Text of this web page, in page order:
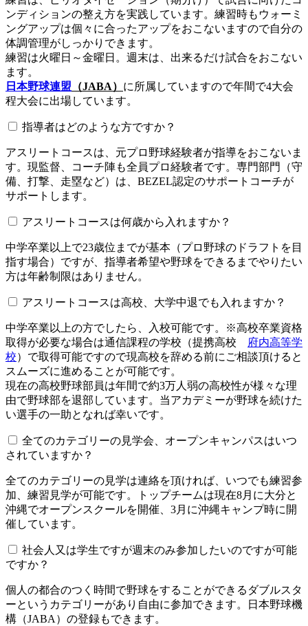
ンディションの整え方を実践しています。練習時もウォーミ
ングアップは個々に合ったアップをおこないますので自分の
体調管理がしっかりできます。
練習は火曜日～金曜日。週末は、出来るだけ試合をおこない
ます。
日本野球連盟 （JABA） に所属していますので年間で4大会
程大会に出場しています。
指導者はどのような方ですか？
アスリートコースは、元プロ野球経験者が指導をおこないま
す。現監督、コーチ陣も全員プロ経験者です。専門部門（守
備、打撃、走塁など）は、BEZEL認定のサポートコーチが
サポートします。
アスリートコースは何歳から入れますか？
中学卒業以上で23歳位までが基本（プロ野球のドラフトを目
指す場合）ですが、指導者希望や野球をできるまでやりたい
方は年齢制限はありません。
アスリートコースは高校、大学中退でも入れますか？
中学卒業以上の方でしたら、入校可能です。※高校卒業資格
取得が必要な場合は通信課程の学校（提携高校
府内高等学
校）で取得可能ですので現高校を辞める前にご相談頂けると
スムーズに進めることが可能です。
現在の高校野球部員は年間で約3万人弱の高校性が様々な理
由で野球部を退部しています。当アカデミーが野球を続けた
い選手の一助となれば幸いです。
全てのカテゴリーの見学会、オープンキャンパスはいつ
されていますか？​​​​​
全てのカテゴリーの見学は連絡を頂ければ、いつでも練習参
加、練習見学が可能です。トップチームは現在8月に大分と
沖縄でオープンスクールを開催、3月に沖縄キャンプ時に開
催しています。
社会人又は学生ですが週末のみ参加したいのですが可能
ですか？
個人の都合のつく時間で野球をすることができるダブルスタ
ーというカテゴリーがあり自由に参加できます。日本野球機
構（JABA）の登録もできます。